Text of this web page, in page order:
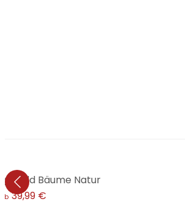
Wald Bäume Natur
ab 39,99 €